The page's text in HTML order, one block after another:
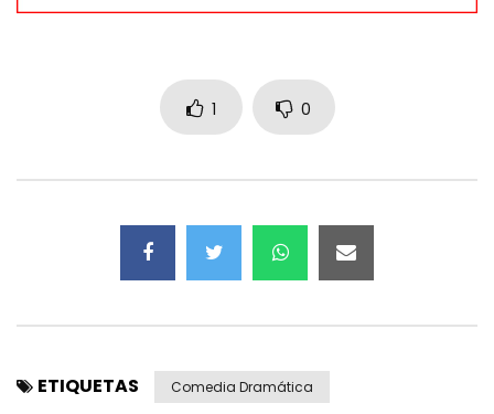
1 0
ETIQUETAS Comedia Dramática